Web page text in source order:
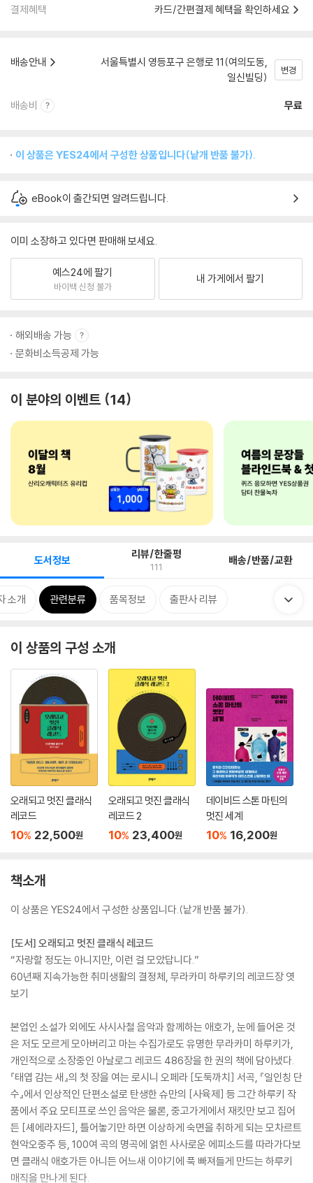
결제혜택 카드/간편결제 혜택을 확인하세요
배송안내
서울특별시 영등포구 은행로 11(여의도동,
일신빌딩)
변경
배송비 무료
이 상품은 YES24에서 구성한 상품입니다(낱개 반품 불가).
eBook이 출간되면 알려드립니다.
이미 소장하고 있다면 판매해 보세요.
예스24에 팔기
바이백 신청 불가
내 가게에서 팔기
해외배송 가능
문화비소득공제 가능
이 분야의 이벤트 14
도서정보 리뷰/한줄평
111 배송/반품/교환
소개 관련분류 품목정보 출판사 리뷰
이 상품의 구성 소개
오래되고 멋진 클래식
레코드
10% 22,500원
오래되고 멋진 클래식
레코드 2
10% 23,400원
데이비드 스톤 마틴의
멋진 세계
10% 16,200원
책소개
이 상품은 YES24에서 구성한 상품입니다.(낱개 반품 불가).
[도서] 오래되고 멋진 클래식 레코드
“자랑할 정도는 아니지만, 이런 걸 모았답니다.”
60년째 지속가능한 취미생활의 결정체, 무라카미 하루키의 레코드장 엿
보기
본업인 소설가 외에도 사시사철 음악과 함께하는 애호가, 눈에 들어온 것
은 저도 모르게 모아버리고 마는 수집가로도 유명한 무라카미 하루키가,
개인적으로 소장중인 아날로그 레코드 486장을 한 권의 책에 담아냈다.
『태엽 감는 새』의 첫 장을 여는 로시니 오페라 [도둑까치] 서곡, 『일인칭 단
수』에서 인상적인 단편소설로 탄생한 슈만의 [사육제] 등 그간 하루키 작
품에서 주요 모티프로 쓰인 음악은 물론, 중고가게에서 재킷만 보고 집어
든 [셰에라자드], 틀어놓기만 하면 이상하게 숙면을 취하게 되는 모차르트
현악오중주 등, 100여 곡의 명곡에 얽힌 사사로운 에피소드를 따라가다보
면 클래식 애호가든 아니든 어느새 이야기에 푹 빠져들게 만드는 하루키
매직을 만나게 된다.